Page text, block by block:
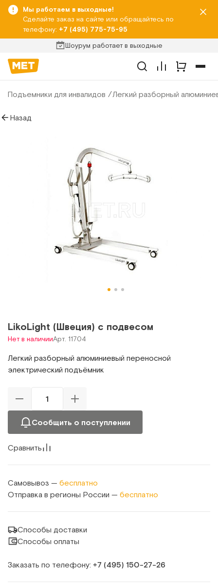
Мы работаем в выходные!
Сделайте заказ на сайте или обращайтесь по
телефону: +7 (495) 775-75-95
Шоурум работает в выходные
Подъемники для инвалидов Легкий разборный
Назад
LikoLight (Швеция) с подвесом
Нет в наличииАрт. 11704
Легкий разборный алюминиевый переносной
электрический подъёмник
Сообщить о поступлении
Сравнить
Самовывоз — бесплатно
Отправка в регионы России — бесплатно
Способы доставки
Способы оплаты
Заказать по телефону: +7 (495) 150‑27‑26